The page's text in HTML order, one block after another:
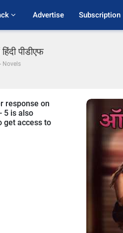
Advertise Subscription
पीडीएफ
Novels
response on
5 is also
get access to